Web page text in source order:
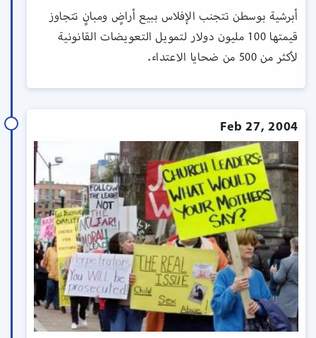
أبرشية بوسطن تتجنب الإفلاس ببيع أراضٍ ومبانٍ تتجاوز
قيمتها 100 مليون دولار لتمويل التعويضات القانونية
لأكثر من 500 من ضحايا الاعتداء.
Feb 27, 2004